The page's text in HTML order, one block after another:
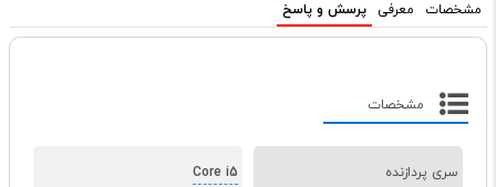
مشخصات معرفی پرسش و پاسخ
مشخصات
سری پردازنده Core i5